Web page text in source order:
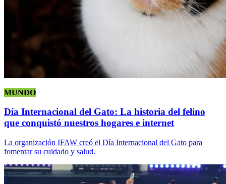
MUNDO
Día Internacional del Gato: La historia del felino
que conquistó nuestros hogares e internet
La organización IFAW creó el Día Internacional del Gato para
fomentar su cuidado y salud.